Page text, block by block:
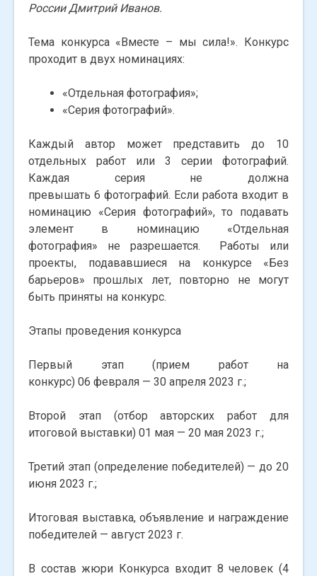
России Дмитрий Иванов.
Тема конкурса «Вместе – мы сила!». Конкурс
проходит в двух номинациях:
«Отдельная фотография»;
«Серия фотографий».
Каждый автор может представить до 10
отдельных работ или 3 серии фотографий.
Каждая серия не должна
превышать 6 фотографий. Если работа входит в
номинацию «Серия фотографий», то подавать
элемент в номинацию «Отдельная
фотография» не разрешается. Работы или
проекты, подававшиеся на конкурсе «Без
барьеров» прошлых лет, повторно не могут
быть приняты на конкурс.
Этапы проведения конкурса
Первый этап (прием работ на
конкурс) 06 февраля — 30 апреля 2023 г.;
Второй этап (отбор авторских работ для
итоговой выставки) 01 мая — 20 мая 2023 г.;
Третий этап (определение победителей) — до 20
июня 2023 г.;
Итоговая выставка, объявление и награждение
победителей — август 2023 г.
В состав жюри Конкурса входит 8 человек (4